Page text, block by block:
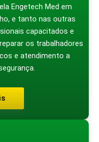
Engetech Med em
e tanto nas outras
capacitados e
os trabalhadores
e atendimento a